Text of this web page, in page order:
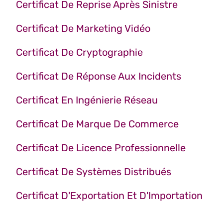
Certificat De Reprise Après Sinistre
Certificat De Marketing Vidéo
Certificat De Cryptographie
Certificat De Réponse Aux Incidents
Certificat En Ingénierie Réseau
Certificat De Marque De Commerce
Certificat De Licence Professionnelle
Certificat De Systèmes Distribués
Certificat D'Exportation Et D'Importation